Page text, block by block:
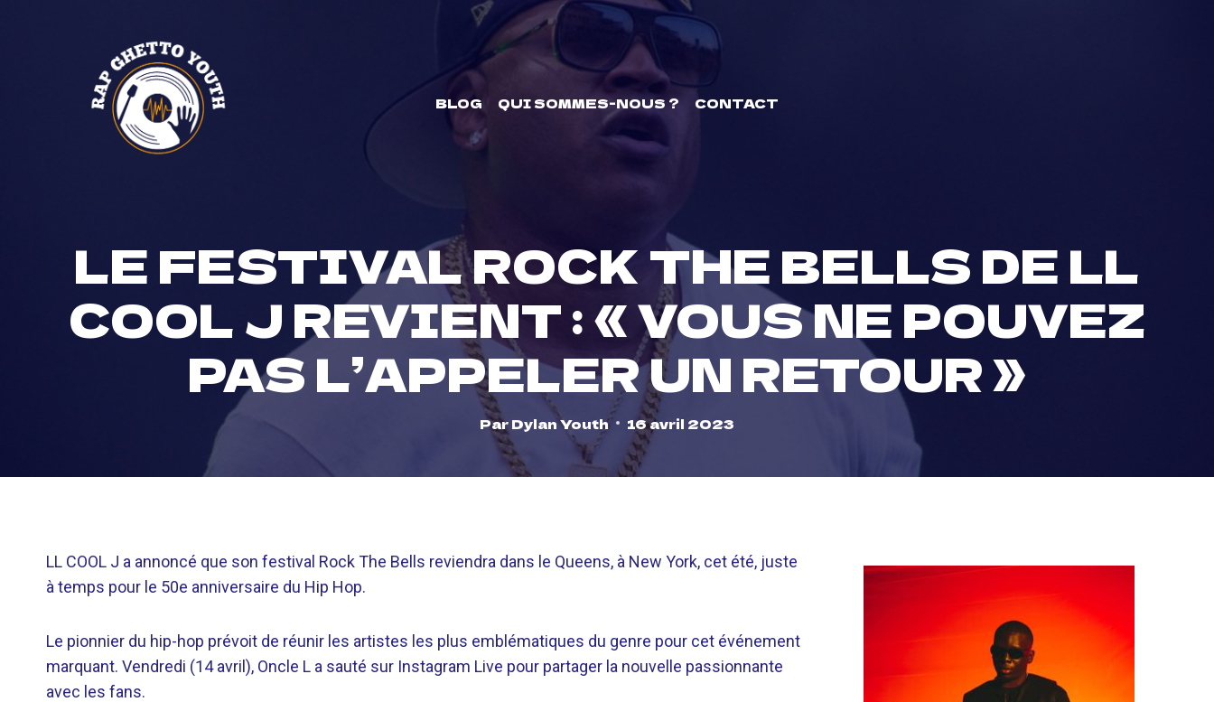
BLOG QUI SOMMES-NOUS ? CONTACT
LE FESTIVAL ROCK THE BELLS DE LL
COOL J REVIENT : « VOUS NE POUVEZ
PAS L’APPELER UN RETOUR »
ParDylan Youth 16 avril 2023
LL COOL J a annoncé que son festival Rock The Bells reviendra dans le Queens, à New York, cet été, juste
à temps pour le 50e anniversaire du Hip Hop.
Le pionnier du hip-hop prévoit de réunir les artistes les plus emblématiques du genre pour cet événement
marquant. Vendredi (14 avril), Oncle L a sauté sur Instagram Live pour partager la nouvelle passionnante
avec les fans.